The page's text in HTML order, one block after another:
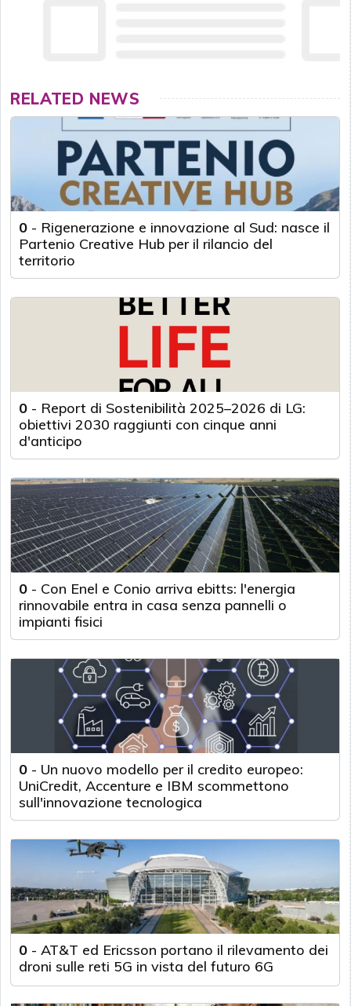
RELATED NEWS
0 - Rigenerazione e innovazione al Sud: nasce il
Partenio Creative Hub per il rilancio del
territorio
0 - Report di Sostenibilità 2025–2026 di LG:
obiettivi 2030 raggiunti con cinque anni
d'anticipo
0 - Con Enel e Conio arriva ebitts: l'energia
rinnovabile entra in casa senza pannelli o
impianti fisici
0 - Un nuovo modello per il credito europeo:
UniCredit, Accenture e IBM scommettono
sull'innovazione tecnologica
0 - AT&T ed Ericsson portano il rilevamento dei
droni sulle reti 5G in vista del futuro 6G